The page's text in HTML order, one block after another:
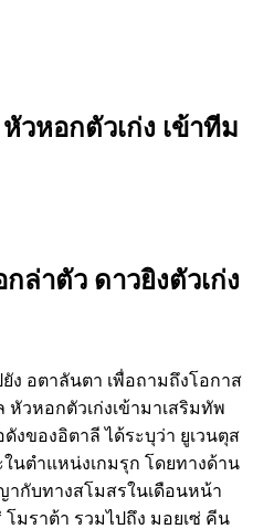
วหอกตัวเก่ง เข้าทีม
ล่าตัว ดาวยิงตัวเก่ง
ง อตาลันตา เพื่อถามถึงโอกาส
หัวหอกตัวเก่งเข้ามาเสริมทัพ
งของอิตาลี ได้ระบุว่า ยูเวนตุส
นตำแหน่งเกมรุก โดยทางด้าน
กับทางสโมสรในเดือนหน้า
มราต้า รวมไปถึง มอยเซ่ คีน